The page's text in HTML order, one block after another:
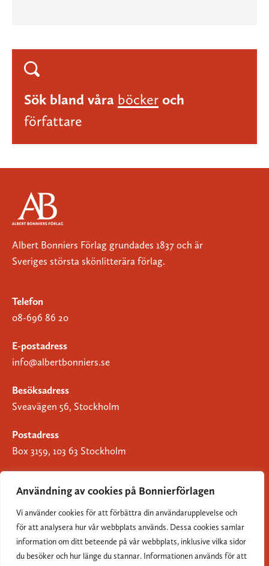
Användning av cookies på Bonnierförlagen
Vi använder cookies för att förbättra din användarupplevelse och
för att analysera hur vår webbplats används. Dessa cookies samlar
information om ditt beteende på vår webbplats, inklusive vilka sidor
du besöker och hur länge du stannar. Informationen används för att
Sök bland våra böcker och
författare
Albert Bonniers Förlag grundades 1837 och är
Sveriges största skönlitterära förlag.
Telefon
08-696 86 20
E-postadress
info@albertbonniers.se
Besöksadress
Sveavägen 56, Stockholm
Postadress
Box 3159, 103 63 Stockholm
Om Bonnierförlagen
Cookies
Integritetspolicy